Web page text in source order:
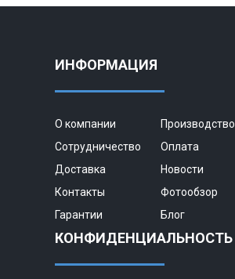
ИНФОРМАЦИЯ
О компании
Производство
Сотрудничество
Оплата
Доставка
Новости
Контакты
Фотообзор
Гарантии
Блог
КОНФИДЕНЦИАЛЬНОСТЬ